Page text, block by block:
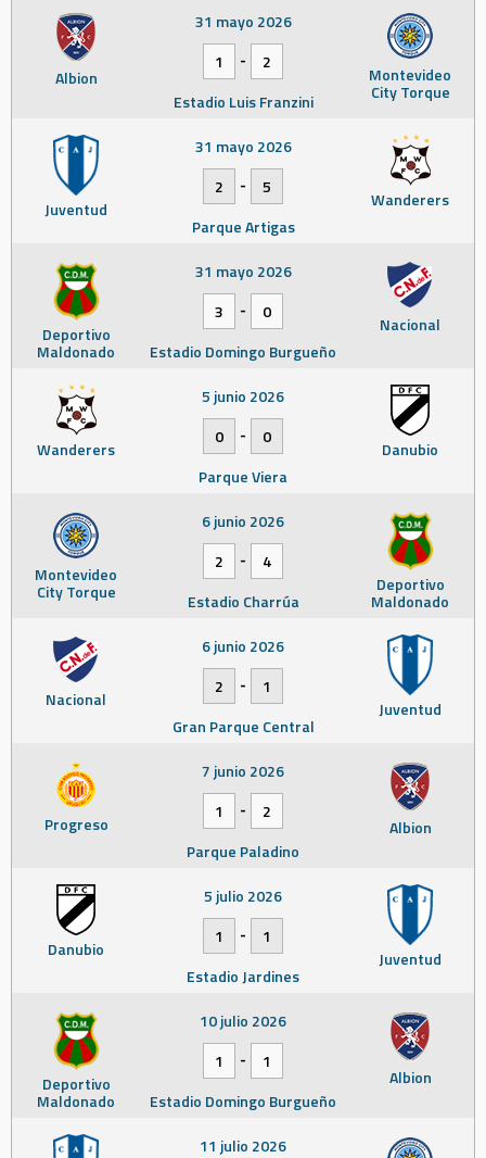
Albion Montevideo
City Torque
31 mayo 2026
1
-
2
Estadio Luis Franzini
Juventud Wanderers
31 mayo 2026
2
-
5
Parque Artigas
Deportivo
Maldonado
Nacional
31 mayo 2026
3
-
0
Estadio Domingo Burgueño
Wanderers Danubio
5 junio 2026
0
-
0
Parque Viera
Montevideo
City Torque Deportivo
Maldonado
6 junio 2026
2
-
4
Estadio Charrúa
Nacional Juventud
6 junio 2026
2
-
1
Gran Parque Central
Progreso Albion
7 junio 2026
1
-
2
Parque Paladino
Danubio Juventud
5 julio 2026
1
-
1
Estadio Jardines
Deportivo
Maldonado
Albion
10 julio 2026
1
-
1
Estadio Domingo Burgueño
11 julio 2026